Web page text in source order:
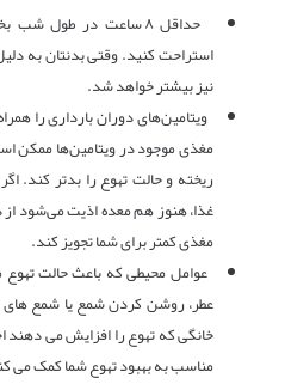
حداقل ۸ ساعت در طول
استراحت کنید. وقتی بدنتان به
نیز بیشتر خواهد شد.
ویتامین‌های دوران بارداری را
مغذی موجود در ویتامین‌ها
ریخته و حالت تهوع را بدتر کند.
غذا، هنوز هم معده‌ اذیت می‌شود از
مغذی کمتر برای شما تجویز کند.
عوامل محیطی که باعث حالت
عطر، روشن کردن شمع یا شمع
خانگی که تهوع را افزایش می دهند
مناسب به بهبود تهوع شما کمک می